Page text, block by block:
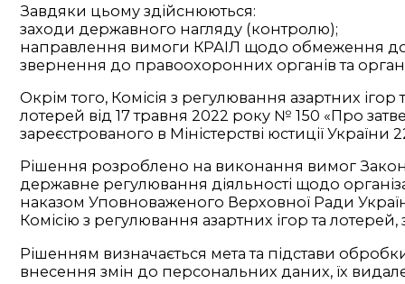
Завдяки цьому здійснюються:
заходи державного нагляду (контролю);
направлення вимоги КРАІЛ щодо обмеження
звернення до правоохоронних органів та
Окрім того, Комісія з регулювання азартних
лотерей від 17 травня 2022 року № 150 «Про
зареєстрованого в Міністерстві юстиції
Рішення розроблено на виконання вимог
державне регулювання діяльності щодо
наказом Уповноваженого Верховної Ради
Комісію з регулювання азартних ігор та
Рішенням визначається мета та підстави
внесення змін до персональних даних, їх